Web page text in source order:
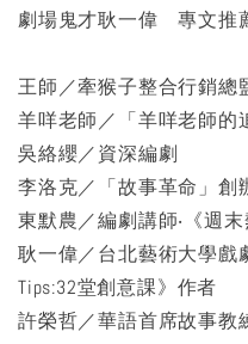
劇場鬼才耿一偉 專文推
王師／牽猴子整合行銷總
羊咩老師／「羊咩老師的
吳絡纓／資深編劇
李洛克／「故事革命」創
東默農／編劇講師‧《週
耿一偉／台北藝術大學戲
Tips:32堂創意課》作者
許榮哲／華語首席故事教